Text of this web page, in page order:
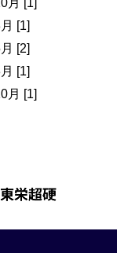
月 [1]
[1]
[2]
[1]
月 [1]